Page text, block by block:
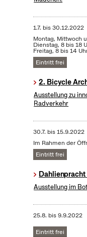
1.7. bis30.12.2022
Montag, Mittwoch
Dienstag, 8 bis 18
Freitag, 8 bis 14
Eintritt frei
2. Bicycle
Ausstellung zu
Radverkehr
30.7. bis15.9.2022
Im Rahmen der
Eintritt frei
Dahlienpracht
Ausstellung im
25.8. bis9.9.2022
Eintritt frei